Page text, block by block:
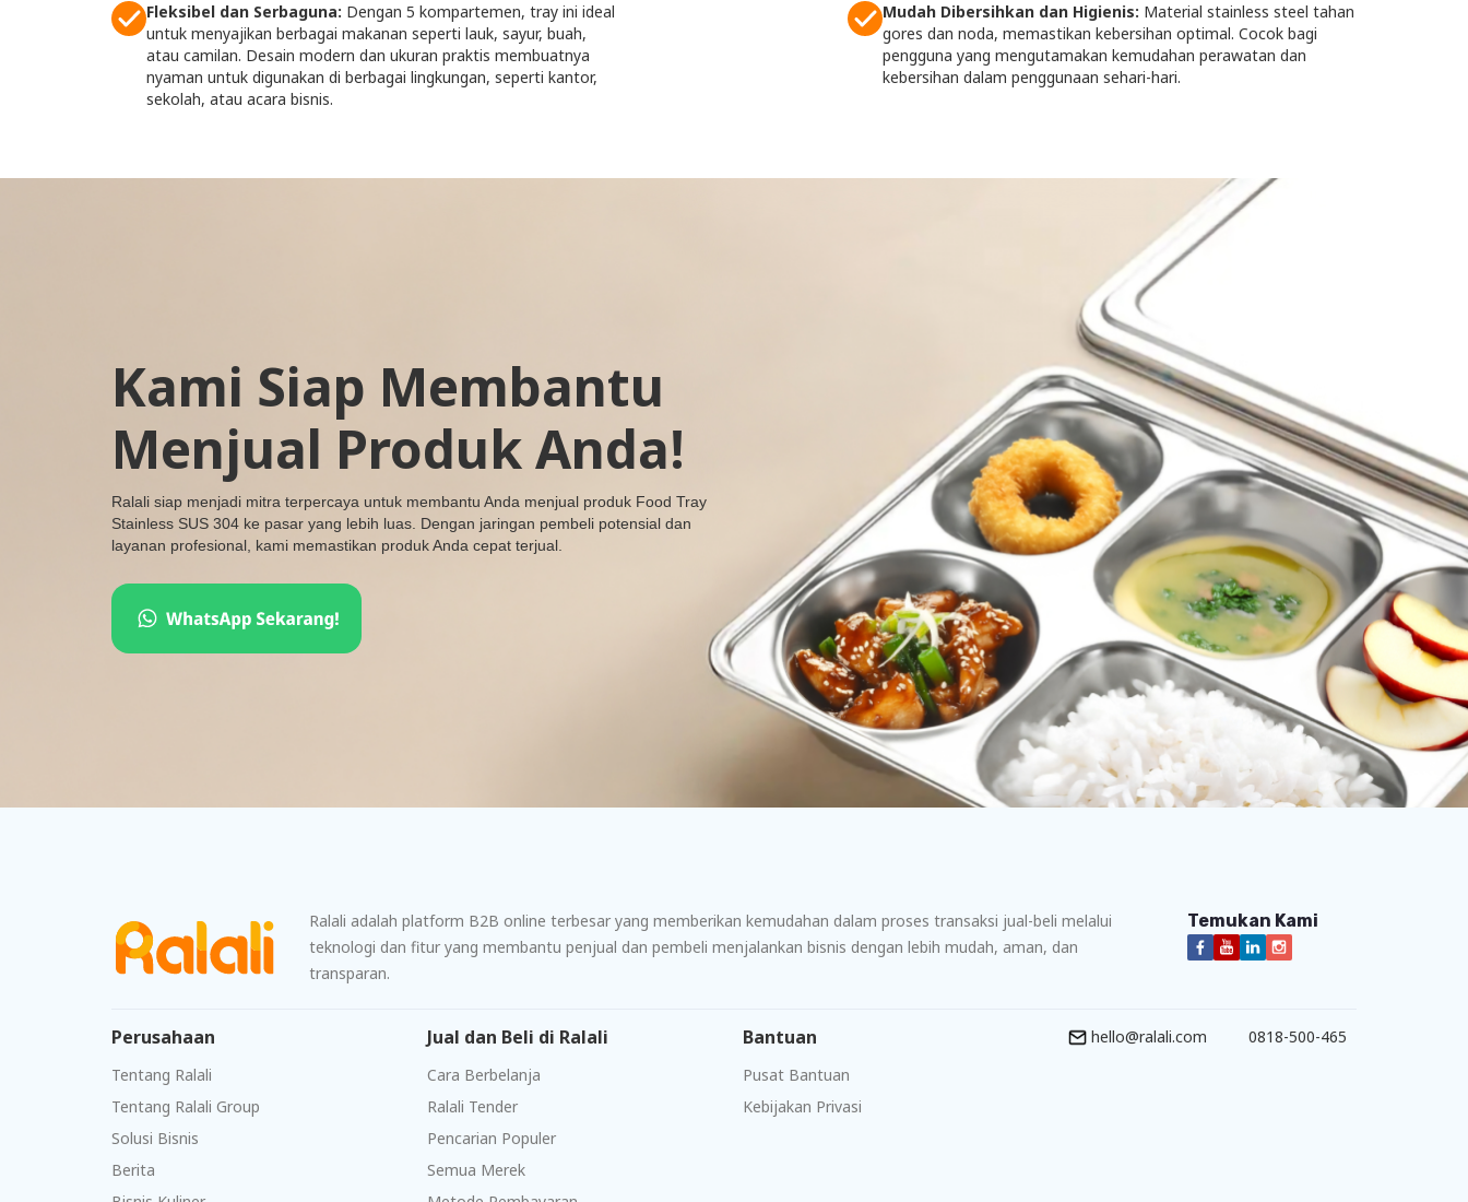
Fleksibel dan Serbaguna: Dengan 5 kompartemen, tray ini ideal
untuk menyajikan berbagai makanan seperti lauk, sayur, buah,
atau camilan. Desain modern dan ukuran praktis membuatnya
nyaman untuk digunakan di berbagai lingkungan, seperti kantor,
sekolah, atau acara bisnis.
Mudah Dibersihkan dan Higienis: Material stainless steel tahan
gores dan noda, memastikan kebersihan optimal. Cocok bagi
pengguna yang mengutamakan kemudahan perawatan dan
kebersihan dalam penggunaan sehari-hari.
Kami Siap Membantu
Menjual Produk Anda!
Ralali siap menjadi mitra terpercaya untuk membantu Anda menjual produk Food Tray
Stainless SUS 304 ke pasar yang lebih luas. Dengan jaringan pembeli potensial dan
layanan profesional, kami memastikan produk Anda cepat terjual.
Ralali adalah platform B2B online terbesar yang memberikan kemudahan dalam proses transaksi jual-beli melalui
teknologi dan fitur yang membantu penjual dan pembeli menjalankan bisnis dengan lebih mudah, aman, dan
transparan.
Temukan Kami
Perusahaan
Tentang Ralali
Tentang Ralali Group
Solusi Bisnis
Berita
Jual dan Beli di Ralali
Cara Berbelanja
Ralali Tender
Pencarian Populer
Semua Merek
Bantuan
Pusat Bantuan
Kebijakan Privasi
hello@ralali.com 0818-500-465